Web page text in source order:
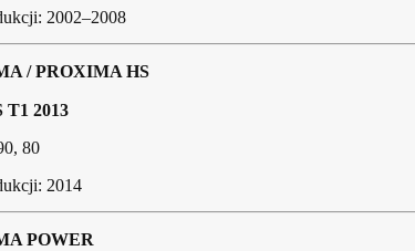
2002–2008
/ PROXIMA HS
T1 2013
80
2014
POWER